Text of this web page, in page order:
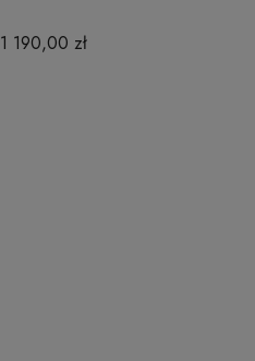
1 190,00 zł